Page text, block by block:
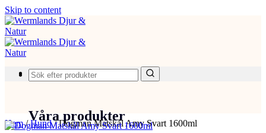
Skip to content
Produkter
Våra produkter
Hem/Hund/Dogman Matskål Amy Svart 1600ml